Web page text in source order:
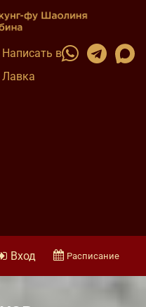
Написать в
Лавка
Вход Расписание